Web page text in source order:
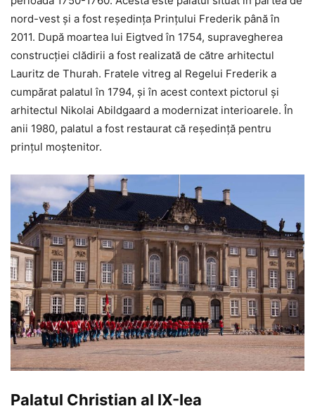
nord-vest și a fost reședința Prințului Frederik până în
2011. După moartea lui Eigtved în 1754, supravegherea
construcției clădirii a fost realizată de către arhitectul
Lauritz de Thurah. Fratele vitreg al Regelui Frederik a
cumpărat palatul în 1794, și în acest context pictorul și
arhitectul Nikolai Abildgaard a modernizat interioarele. În
anii 1980, palatul a fost restaurat că reședință pentru
prințul moștenitor.
Palatul Christian al IX-Iea